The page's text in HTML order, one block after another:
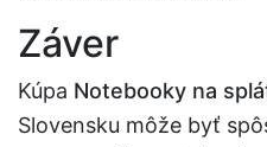
Záver
Kúpa Notebooky na
Slovensku môže byť